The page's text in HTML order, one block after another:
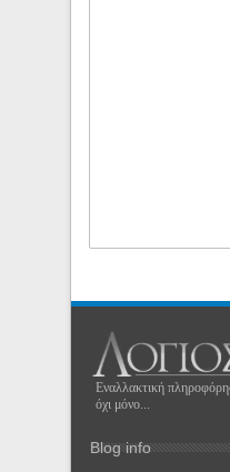
Εναλλακτική
όχι μόνο...
Blog info